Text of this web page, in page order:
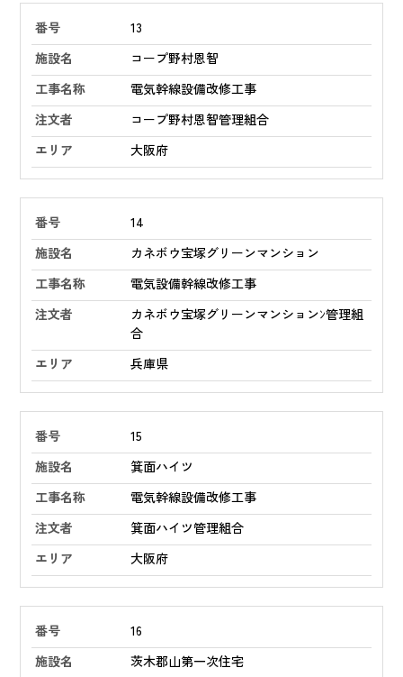
13
コープ野村恩智
電気幹線設備改修工事
コープ野村恩智管理組合
大阪府
14
カネボウ宝塚グリーンマンション
電気設備幹線改修工事
カネボウ宝塚グリーンマンションﾝ管理組
合
兵庫県
15
箕面ハイツ
電気幹線設備改修工事
箕面ハイツ管理組合
大阪府
16
茨木郡山第一次住宅